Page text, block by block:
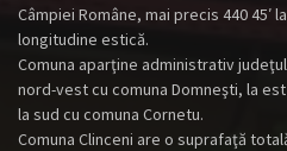
Câmpiei Române, mai precis 440 45′
longitudine estică.
Comuna aparţine administrativ
nord-vest cu comuna Domneşti, la
la sud cu comuna Cornetu.
Comuna Clinceni are o suprafaţă